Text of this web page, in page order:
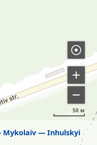
Mykolaiv Inhulskyi
50 м